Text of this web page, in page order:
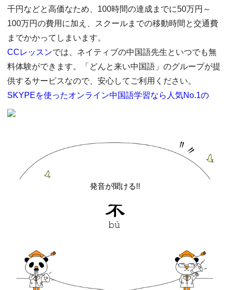
千円などと高価なため、100時間の達成までに50万円～
100万円の費用に加え、スクールまでの移動時間と交通費
までかかってしまいます。
CCレッスンでは、ネイティブの中国語先生といつでも無
料体験ができます。「どんと来い中国語」のグループが提
供するサービスなので、安心してご利用ください。
SKYPEを使ったオンライン中国語学習なら人気No.1の
発音が聞ける!!